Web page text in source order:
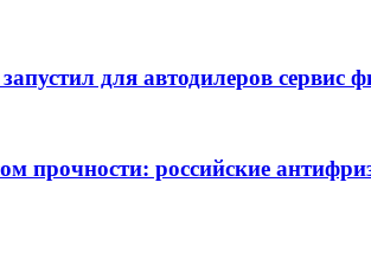
для автодилеров сервис
прочности: российские